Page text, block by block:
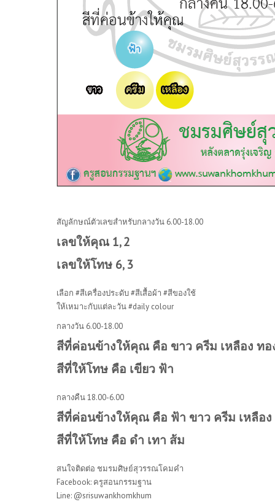
สัญลักษณ์ตัวเลขสำหรับกลางวัน 6.00-18.00
เลขให้คุณ 1, 2
เลขให้โทษ 6, 3
เลือก #สีเครื่องประดับ #สีเสื้อผ้า #สีของใช้
ให้เหมาะกับแต่ละวัน #daily colour
กลางวัน 6.00-18.00
สีที่ค่อนข้างให้คุณ คือ ขาว ครีม เหลือง ทอ
สีที่ให้โทษ คือ เขียว ฟ้า
กลางคืน 18.00-6.00
สีที่ค่อนข้างให้คุณ คือ ฟ้า ขาว ครีม เหลือง
สีที่ให้โทษ คือ ดำ เทา ส้ม
สนใจติดต่อ ชมรมศิษย์สุวรรณโคมคำ
Facebook: ครูสอนกรรมฐาน
Line: @srisuwankhomkhum